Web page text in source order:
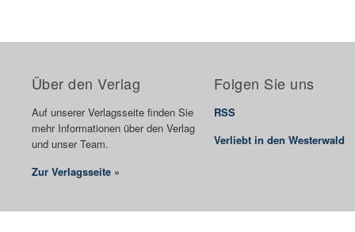
Über den Verlag
Auf unserer Verlagsseite finden Sie
mehr Informationen über den Verlag
und unser Team.
Zur Verlagsseite »
Folgen Sie uns
RSS
Verliebt in den Westerwald